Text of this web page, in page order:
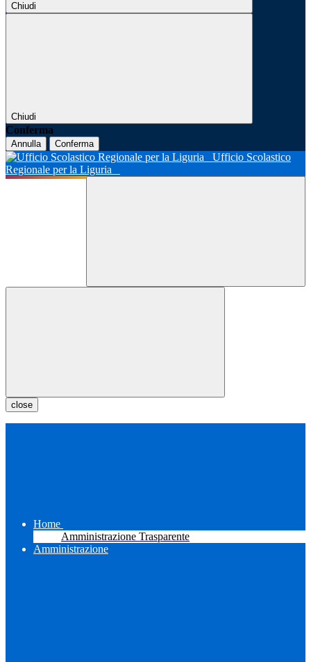
Chiudi
Chiudi
Conferma
Annulla Conferma
Ufficio Scolastico
Regionale per la Liguria
close
Home
Amministrazione Trasparente
Amministrazione